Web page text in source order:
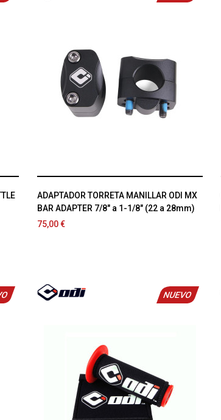
ADAPTADOR TORRETA MANILLAR ODI MX
BAR ADAPTER 7/8" a 1-1/8" (22 a 28mm)
75,00 €
NUEVO